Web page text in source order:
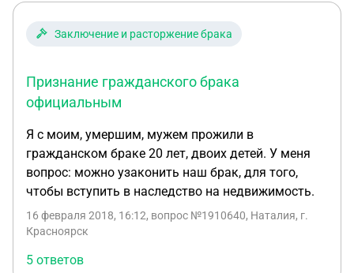
2018 муж умер. Дети от первого брака грозят тем
что лишат меня доли наследства на квартиру.
Заключение и расторжение брака
Признание гражданского брака
официальным
Я с моим, умершим, мужем прожили в
гражданском браке 20 лет, двоих детей. У меня
вопрос: можно узаконить наш брак, для того,
чтобы вступить в наследство на недвижимость.
16 февраля 2018, 16:12, вопрос №1910640, Наталия, г.
Красноярск
5 ответов